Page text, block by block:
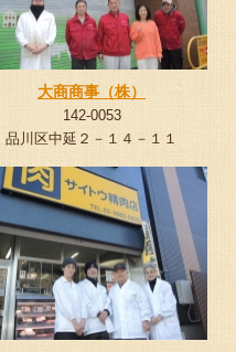
大商商事（株）
142-0053
品川区中延２－１４－１１